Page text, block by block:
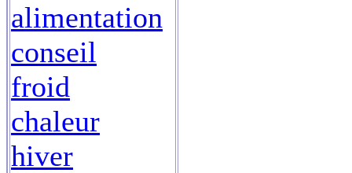
alimentation
conseil
froid
chaleur
hiver